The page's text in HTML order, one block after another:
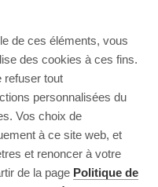
de ces éléments, vous
des cookies à ces fins.
refuser tout
personnalisées du
Vos choix de
à ce site web, et
et renoncer à votre
de la page Politique de
back.